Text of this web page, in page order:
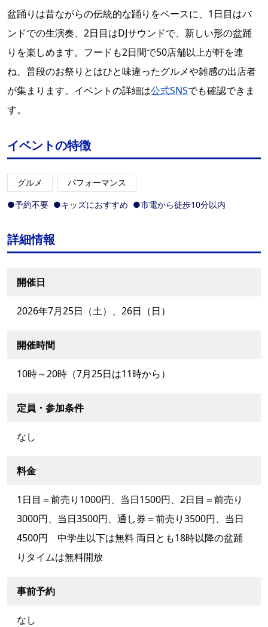
盆踊りは昔ながらの伝統的な踊りをベースに、1日目はバ
ンドでの生演奏、2日目はDJサウンドで、新しい形の盆踊
りを楽しめます。フードも2日間で50店舗以上が軒を連
ね、普段のお祭りとはひと味違ったグルメや雑感の出店者
が集まります。イベントの詳細は公式SNSでも確認できま
す。
イベントの特徴
グルメ
パフォーマンス
●予約不要 ●キッズにおすすめ ●市電から徒歩10分以内
詳細情報
開催日
2026年7月25日（土）、26日（日）
開催時間
10時～20時（7月25日は11時から）
定員・参加条件
なし
料金
1日目＝前売り1000円、当日1500円、2日目＝前売り
3000円、当日3500円、通し券＝前売り3500円、当日
4500円 中学生以下は無料 両日とも18時以降の盆踊
りタイムは無料開放
事前予約
なし